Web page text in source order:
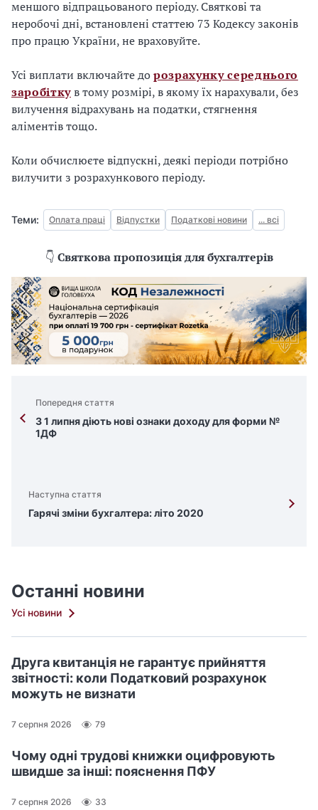
меншого відпрацьованого періоду. Святкові та
неробочі дні, встановлені статтею 73 Кодексу законів
про працю України, не враховуйте.
Усі виплати включайте дорозрахунку середнього
заробіткув тому розмірі, в якому їх нарахували, без
вилучення відрахувань на податки, стягнення
аліментів тощо.
Коли обчислюєте відпускні, деякі періоди потрібно
вилучити з розрахункового періоду.
Теми: Оплата праці Відпустки Податкові новини ... всі
👇 Святкова пропозиція для бухгалтерів
Попередня стаття
З 1 липня діють нові ознаки доходу для форми №
1ДФ
Наступна стаття
Гарячі зміни бухгалтера: літо 2020
Останні новини
Усі новини
Друга квитанція не гарантує прийняття
звітності: коли Податковий розрахунок
можуть не визнати
7 серпня 2026 79
Чому одні трудові книжки оцифровують
швидше за інші: пояснення ПФУ
7 серпня 2026 33